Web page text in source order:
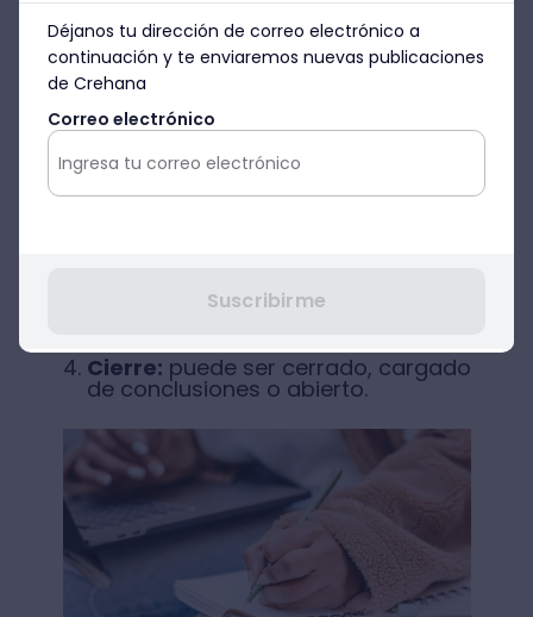
Sin embargo, por lo general, las partes de
Nombre:título
Introducción:lead (párrafo
investigación del tema, el grueso
de la información
Cierre: puede ser cerrado, cargado
de conclusiones o abierto.
Déjanos tu dirección de correo electrónico a
continuación y te enviaremos nuevas publicaciones
de Crehana
Correo electrónico
Suscribirme